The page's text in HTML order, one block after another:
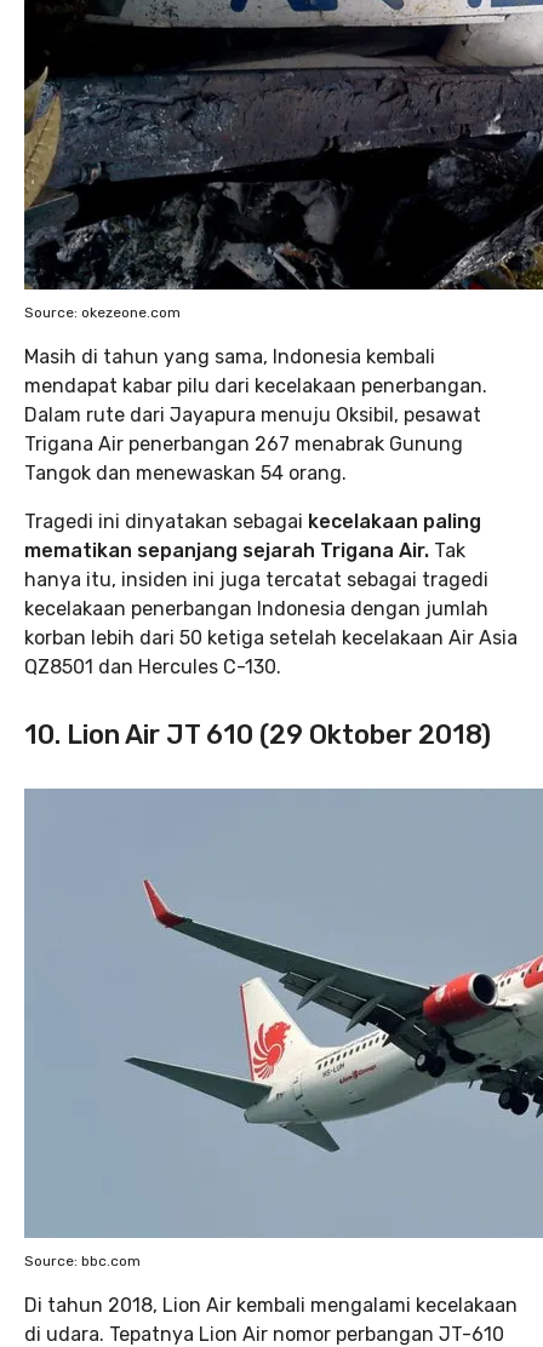
Source: okezeone.com
Masih di tahun yang sama, Indonesia kembali
mendapat kabar pilu dari kecelakaan penerbangan.
Dalam rute dari Jayapura menuju Oksibil, pesawat
Trigana Air penerbangan 267 menabrak Gunung
Tangok dan menewaskan 54 orang.
Tragedi ini dinyatakan sebagai kecelakaan paling
mematikan sepanjang sejarah Trigana Air. Tak
hanya itu, insiden ini juga tercatat sebagai tragedi
kecelakaan penerbangan Indonesia dengan jumlah
korban lebih dari 50 ketiga setelah kecelakaan Air Asia
QZ8501 dan Hercules C-130.
10. Lion Air JT 610 (29 Oktober 2018)
Source: bbc.com
Di tahun 2018, Lion Air kembali mengalami kecelakaan
di udara. Tepatnya Lion Air nomor perbangan JT-610